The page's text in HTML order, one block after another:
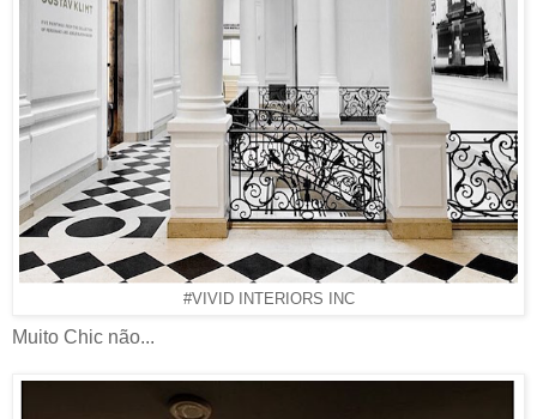
#VIVID INTERIORS INC
Muito Chic não...